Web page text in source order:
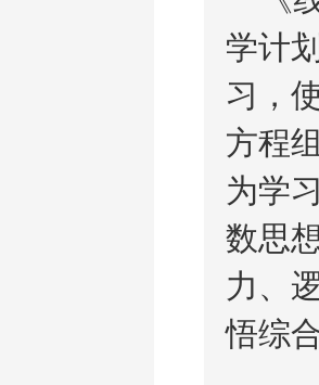
学计
习，
方程
为学
数思
力、
悟综